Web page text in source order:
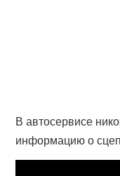
В автосервисе
информацию о